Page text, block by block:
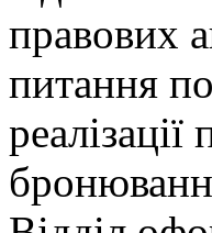
правових
питання